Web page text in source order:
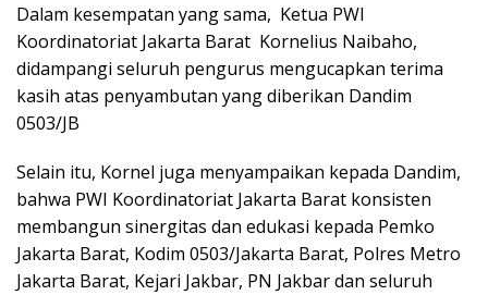
Dalam kesempatan yang sama, Ketua PWI
Koordinatoriat Jakarta Barat Kornelius Naibaho,
didampangi seluruh pengurus mengucapkan terima
kasih atas penyambutan yang diberikan Dandim
0503/JB
Selain itu, Kornel juga menyampaikan kepada Dandim,
bahwa PWI Koordinatoriat Jakarta Barat konsisten
membangun sinergitas dan edukasi kepada Pemko
Jakarta Barat, Kodim 0503/Jakarta Barat, Polres Metro
Jakarta Barat, Kejari Jakbar, PN Jakbar dan seluruh